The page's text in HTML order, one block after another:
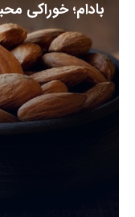
بادام؛ خوراکی